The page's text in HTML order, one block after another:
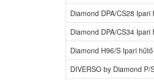
Diamond DPA/CS28
Diamond DPA/CS34
Diamond H96/S Ipari
DIVERSO by Diamond